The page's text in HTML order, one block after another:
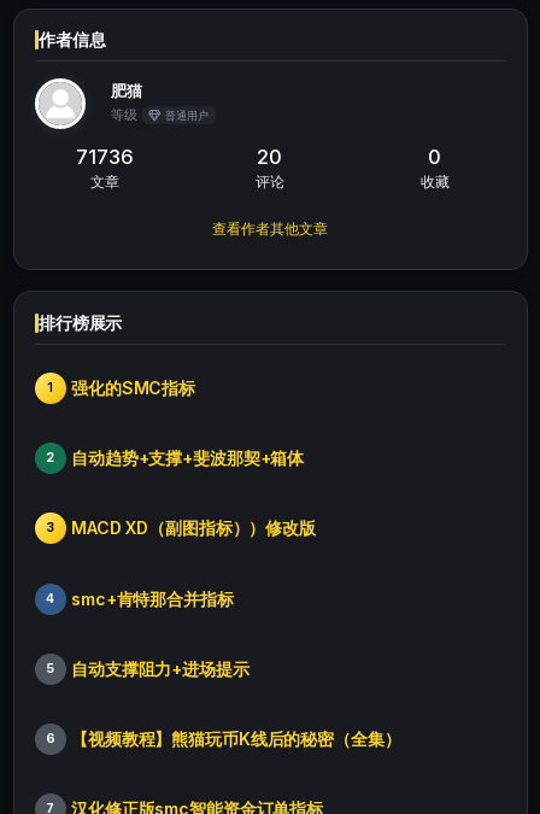
作者信息
肥猫
等级 普通用户
71736
文章
20
评论
0
收藏
查看作者其他文章
排行榜展示
1 强化的SMC指标
2 自动趋势+支撑+斐波那契+箱体
3 MACD XD（副图指标））修改版
4 smc+肯特那合并指标
5 自动支撑阻力+进场提示
6 【视频教程】熊猫玩币K线后的秘密（全集）
7 汉化修正版smc智能资金订单指标